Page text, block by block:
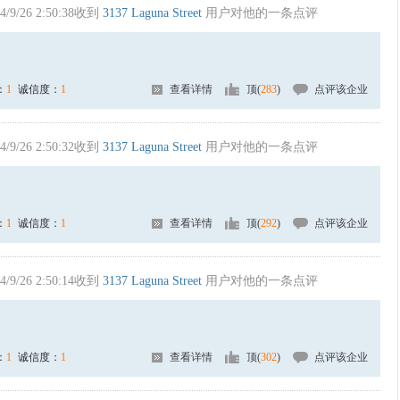
9/26 2:50:38收到 3137 Laguna Street 用户对他的一条点评
1 诚信度： 1 查看详情 顶(283) 点评该企业
9/26 2:50:32收到 3137 Laguna Street 用户对他的一条点评
1 诚信度： 1 查看详情 顶(292) 点评该企业
9/26 2:50:14收到 3137 Laguna Street 用户对他的一条点评
1 诚信度： 1 查看详情 顶(302) 点评该企业